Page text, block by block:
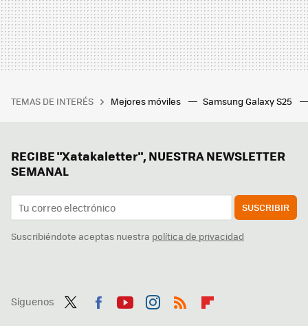
TEMAS DE INTERÉS Mejores móviles Samsung Galaxy S25
RECIBE "Xatakaletter", NUESTRA NEWSLETTER
SEMANAL
SUSCRIBIR
Suscribiéndote aceptas nuestra política de privacidad
Síguenos